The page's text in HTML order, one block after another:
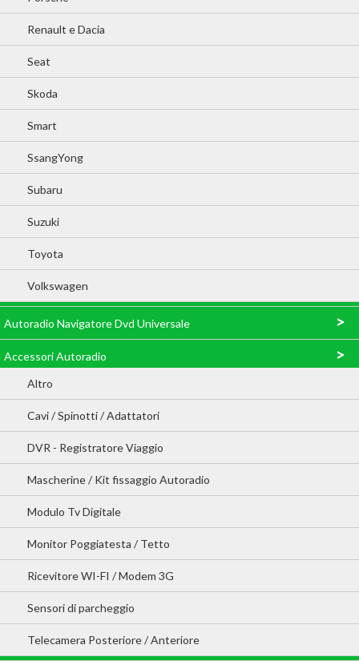
Renault e Dacia
Seat
Skoda
Smart
SsangYong
Subaru
Suzuki
Toyota
Volkswagen
Autoradio Navigatore Dvd Universale >
Accessori Autoradio >
Altro
Cavi / Spinotti / Adattatori
DVR - Registratore Viaggio
Mascherine / Kit fissaggio Autoradio
Modulo Tv Digitale
Monitor Poggiatesta / Tetto
Ricevitore WI-FI / Modem 3G
Sensori di parcheggio
Telecamera Posteriore / Anteriore